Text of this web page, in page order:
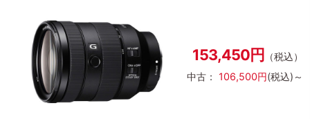
153,450円
（税込）
中古： 106,500円(税込)～